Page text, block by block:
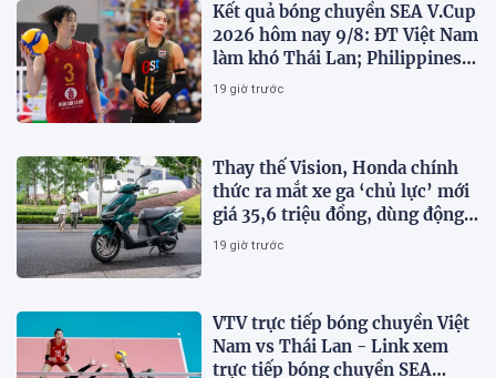
Kết quả bóng chuyền SEA V.Cup
2026 hôm nay 9/8: ĐT Việt Nam
làm khó Thái Lan; Philippines
gây bất ngờ
19 giờ trước
Thay thế Vision, Honda chính
thức ra mắt xe ga ‘chủ lực’ mới
giá 35,6 triệu đồng, dùng động
cơ 125cc ngang SH Mode
19 giờ trước
VTV trực tiếp bóng chuyền Việt
Nam vs Thái Lan - Link xem
trực tiếp bóng chuyền SEA